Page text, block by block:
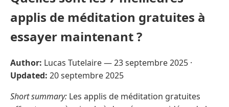
applis de méditation gratuites à
essayer maintenant ?
Author: Lucas Tutelaire —23 septembre 2025 ·
Updated: 20 septembre 2025
Short summary: Les applis de méditation gratuites